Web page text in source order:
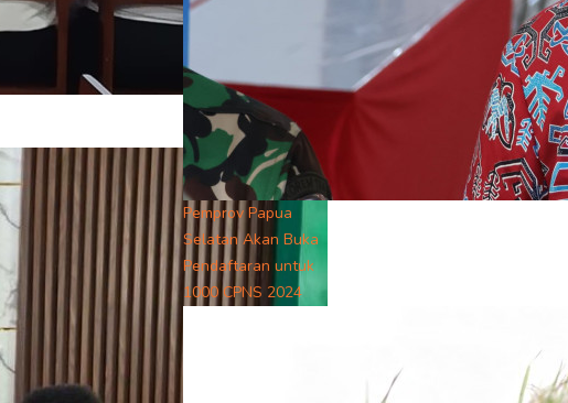
Pemprov Papua
Selatan Akan Buka
Pendaftaran untuk
1000 CPNS 2024